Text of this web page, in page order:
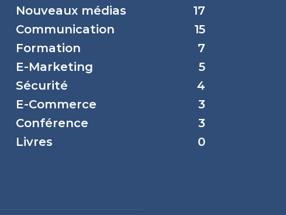
Nouveaux médias
17
Communication
15
Formation
7
E-Marketing
5
Sécurité
4
E-Commerce
3
Conférence
3
Livres
0